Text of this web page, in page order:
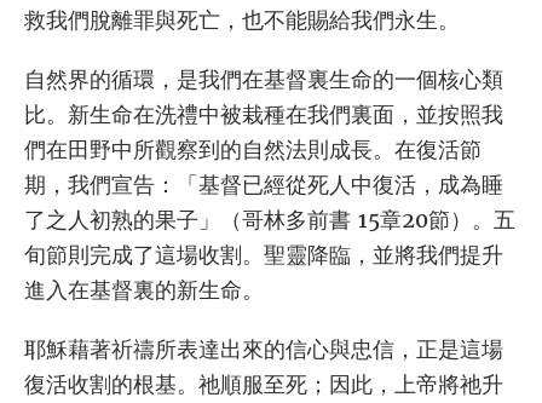
救我們脫離罪與死亡，也不能賜給我們永生。
自然界的循環，是我們在基督裏生命的一個核心類
比。新生命在洗禮中被栽種在我們裏面，並按照我
們在田野中所觀察到的自然法則成長。在復活節
期，我們宣告：「基督已經從死人中復活，成為睡
了之人初熟的果子」（哥林多前書 15章20節）。五
旬節則完成了這場收割。聖靈降臨，並將我們提升
進入在基督裏的新生命。
耶穌藉著祈禱所表達出來的信心與忠信，正是這場
復活收割的根基。祂順服至死；因此，上帝將祂升